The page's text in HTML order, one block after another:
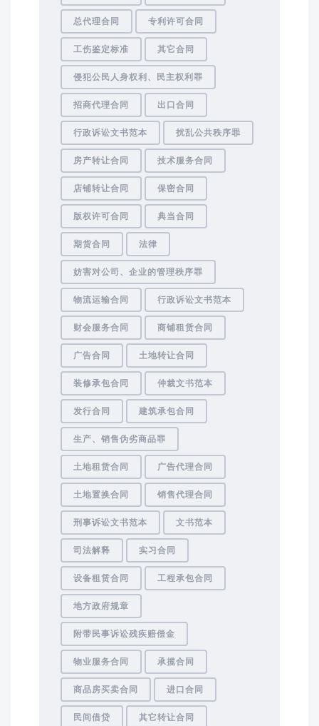
总代理合同 专利许可合同
工伤鉴定标准 其它合同
侵犯公民人身权利、民主权利罪
招商代理合同 出口合同
行政诉讼文书范本 扰乱公共秩序罪
房产转让合同 技术服务合同
店铺转让合同 保密合同
版权许可合同 典当合同
期货合同 法律
妨害对公司、企业的管理秩序罪
物流运输合同 行政诉讼文书范本
财会服务合同 商铺租赁合同
广告合同 土地转让合同
装修承包合同 仲裁文书范本
发行合同 建筑承包合同
生产、销售伪劣商品罪
土地租赁合同 广告代理合同
土地置换合同 销售代理合同
刑事诉讼文书范本 文书范本
司法解释 实习合同
设备租赁合同 工程承包合同
地方政府规章
附带民事诉讼残疾赔偿金
物业服务合同 承揽合同
商品房买卖合同 进口合同
民间借贷 其它转让合同